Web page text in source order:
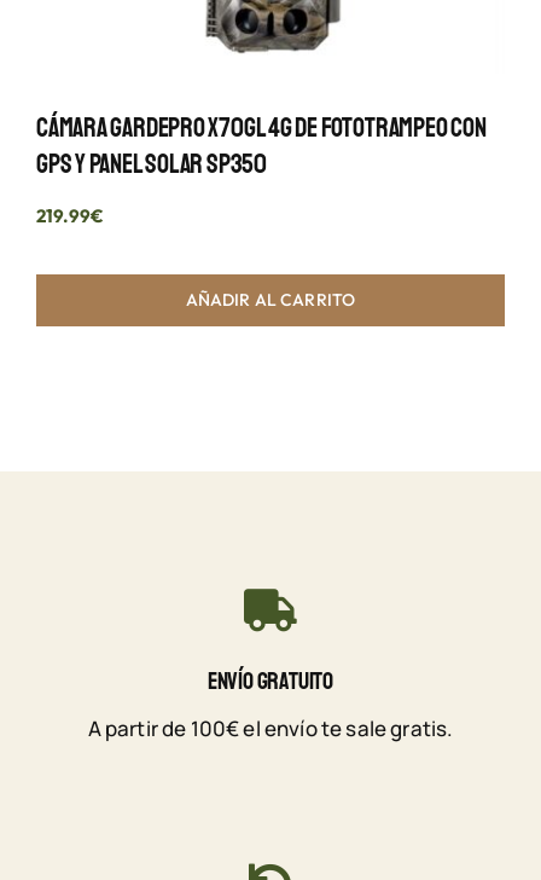
Cámara GardePro X70GL 4G De Fototrampeo Con
GPS Y Panel Solar SP350
219.99€
AÑADIR AL CARRITO
Envío Gratuito
A partir de 100€ el envío te sale gratis.